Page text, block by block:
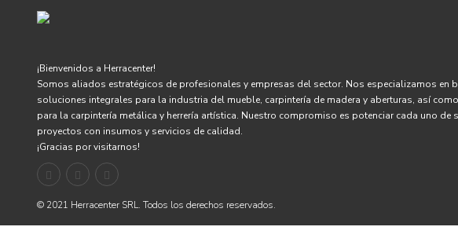
¡Bienvenidos a Herracenter!
Somos aliados estratégicos de profesionales y empresas del sector. Nos especializamos en
soluciones integrales para la industria del mueble, carpintería de madera y aberturas, así
para la carpintería metálica y herrería artística. Nuestro compromiso es potenciar cada uno de
proyectos con insumos y servicios de calidad.
¡Gracias por visitarnos!
© 2021 Herracenter SRL. Todos los derechos reservados.